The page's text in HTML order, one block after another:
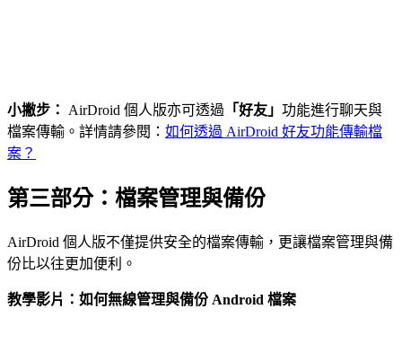
小撇步： AirDroid 個人版亦可透過 「好友」 功能進行聊天與
檔案傳輸。詳情請參閱： 如何透過 AirDroid 好友功能傳輸檔
案？
第三部分：檔案管理與備份
AirDroid 個人版不僅提供安全的檔案傳輸，更讓檔案管理與備
份比以往更加便利。
教學影片：如何無線管理與備份 Android 檔案